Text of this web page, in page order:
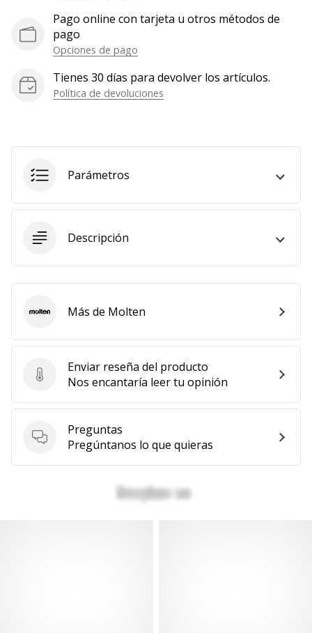
queremos
en
nuestro
equipo!
todos
los
artículos
Pago online con tarjeta u otros métodos de
pago
Opciones de pago
Tienes 30 días para devolver los artículos.
Política de devoluciones
Parámetros
Descripción
Enviar reseña del producto
Enviar reseña del producto
Nos encantaría leer tu opinión
Preguntas
Preguntas
Pregúntanos lo que quieras
MoltenMás de Molten